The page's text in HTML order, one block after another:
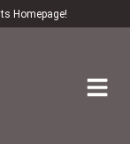
Homepage!